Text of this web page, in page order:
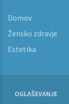
Domov
Žensko zdravje
Estetika
OGLAŠEVANJE